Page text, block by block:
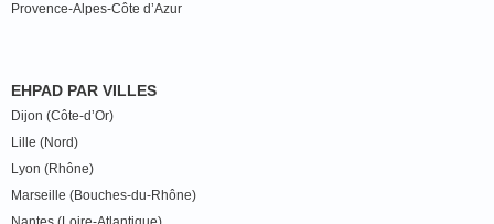
Provence-Alpes-Côte d’Azur
EHPAD PAR VILLES
Dijon (Côte-d’Or)
Lille (Nord)
Lyon (Rhône)
Marseille (Bouches-du-Rhône)